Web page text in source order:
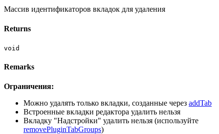
Массив идентификаторов вкладок для удаления
Returns
void
Remarks
Ограничения:
Можно удалять только вкладки, созданные через addTab
Встроенные вкладки редактора удалить нельзя
Вкладку "Надстройки" удалить нельзя (используйте
removePluginTabGroups)